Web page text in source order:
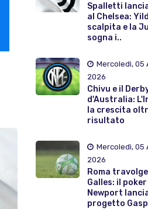
Spalletti
al Chelsea:
scalpita e la
sogna i..
Mercoledì, 05
2026
Chivu e il
d'Australia:
la crescita
risultato
Mercoledì, 05
2026
Roma
Galles: il poker
Newport
progetto